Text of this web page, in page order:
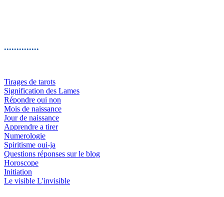
..............
Tirages de tarots
Signification des Lames
Répondre oui non
Mois de naissance
Jour de naissance
Apprendre a tirer
Numerologie
Spiritisme oui-ja
Questions réponses sur le blog
Horoscope
Initiation
Le visible L'invisible